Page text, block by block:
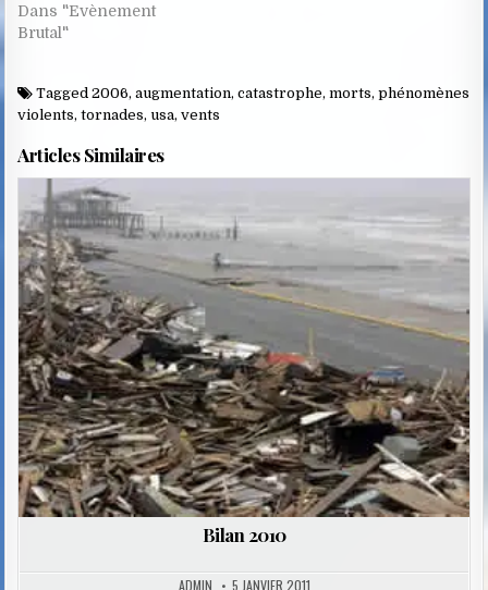
Dans "Evènement
Brutal"
Tagged2006,augmentation,catastrophe,morts,phénomènes
violents,tornades, usa,vents
Articles Similaires
Posted
Bilan 2010
ADMIN 5 JANVIER 2011